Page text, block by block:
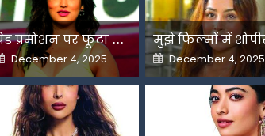
प
ेड प्रमोशन पर फूटा यामी गौतम का गुस्सा
Posted
on
December 4, 2025 Posted
on
December 4, 2025